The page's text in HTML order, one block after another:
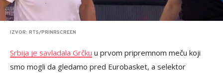
IZVOR: RTS/PRINRSCREEN
Srbija je savladala Grčku u prvom pripremnom meču koji
smo mogli da gledamo pred Eurobasket, a selektor